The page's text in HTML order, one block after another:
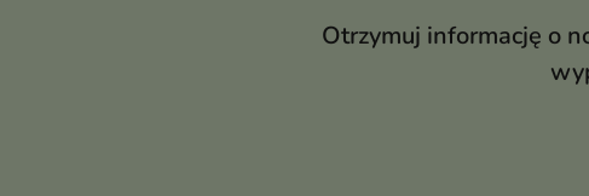
Otrzymuj informację o